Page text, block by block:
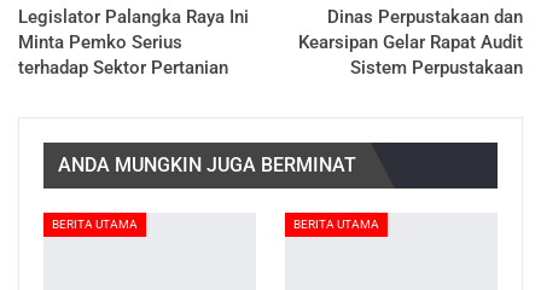
Legislator Palangka Raya Ini
Minta Pemko Serius
terhadap Sektor Pertanian
Dinas Perpustakaan dan
Kearsipan Gelar Rapat Audit
Sistem Perpustakaan
ANDA MUNGKIN JUGA BERMINAT
BERITA UTAMA BERITA UTAMA